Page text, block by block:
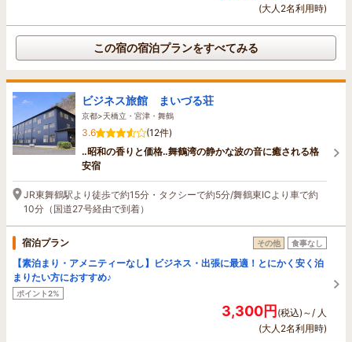
(大人2名利用時)
この宿の宿泊プランをすべてみる
ビジネス旅館 まいづる荘
京都>天橋立・宮津・舞鶴
3.6
(12件)
‥昭和の香りと価格‥舞鶴湾の静かな波の音に癒される格
安宿
JR東舞鶴駅より徒歩で約15分・タクシーで約5分/舞鶴東ICより車で約
10分（国道27号経由で到着）
宿泊プラン その他 食事なし
【素泊まり・アメニティーなし】ビジネス・出張に最適！とにかく安く泊
まりたい方におすすめ♪
ポイント2%
3,300円(税込)～/ 人
(大人2名利用時)